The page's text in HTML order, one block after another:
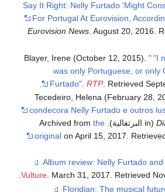
"Say It Right: Nelly Furtado
For Portugal At Eurovision,
Eurovision News. August 20,
Blayer, Irene (October 12,
was only Portuguese, or
Furtado". RTP. Retrieved
.
Tecedeiro, Helena (February
condecora Nelly Furtado e
the
originalon April 15, 2017.
Vulture. March 31, 2017.
.